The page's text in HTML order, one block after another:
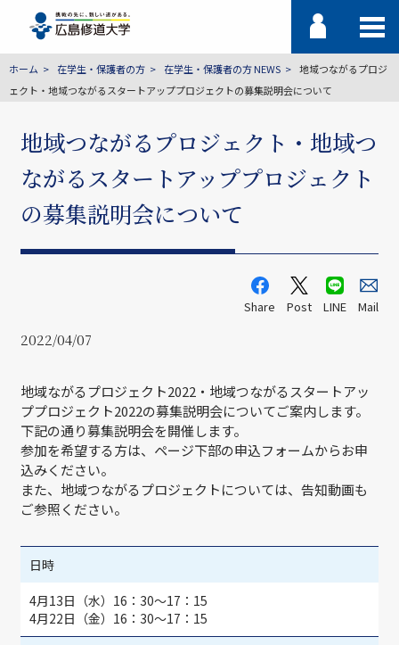
ホーム 在学生・保護者の方 在学生・保護者の方 NEWS
地域つながるプロジ
ェクト・地域つながるスタートアッププロジェクトの募集説明会について
地域つながるプロジェクト・地域つ
ながるスタートアッププロジェクト
の募集説明会について
Share Post LINE Mail
2022/04/07
地域ながるプロジェクト2022・地域つながるスタートアッ
ププロジェクト2022の募集説明会についてご案内します。
下記の通り募集説明会を開催します。
参加を希望する方は、ページ下部の申込フォームからお申
込みください。
また、地域つながるプロジェクトについては、告知動画も
ご参照ください。
日時
4月13日（水）16：30～17：15
4月22日（金）16：30～17：15